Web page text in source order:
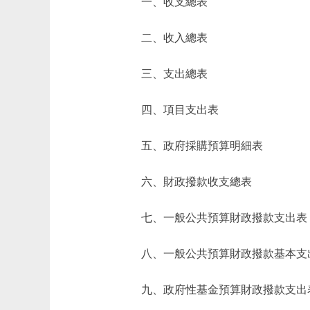
二、收入總表
三、支出總表
四、項目支出表
五、政府採購預算明細表
六、財政撥款收支總表
七、一般公共預算財政撥款支出表
八、一般公共預算財政撥款基本支
九、政府性基金預算財政撥款支出